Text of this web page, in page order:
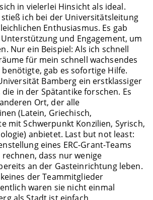
in vielerlei Hinsicht als ideal.
ich bei der Universitätsleitung
Enthusiasmus. Es gab
und Engagement, um
Nur ein Beispiel: Als ich schnell
für mein schnell wachsendes
gab es sofortige Hilfe.
Bamberg ein erstklassiger
in der Spätantike forschen. Es
Ort, der alle
(Latein, Griechisch,
mit Schwerpunkt Konzilien, Syrisch,
anbietet. Last but not least:
eines ERC-Grant-Teams
dass nur wenige
an der Gasteinrichtung leben.
der Teammitglieder
waren sie nicht einmal
als Stadt ist einfach